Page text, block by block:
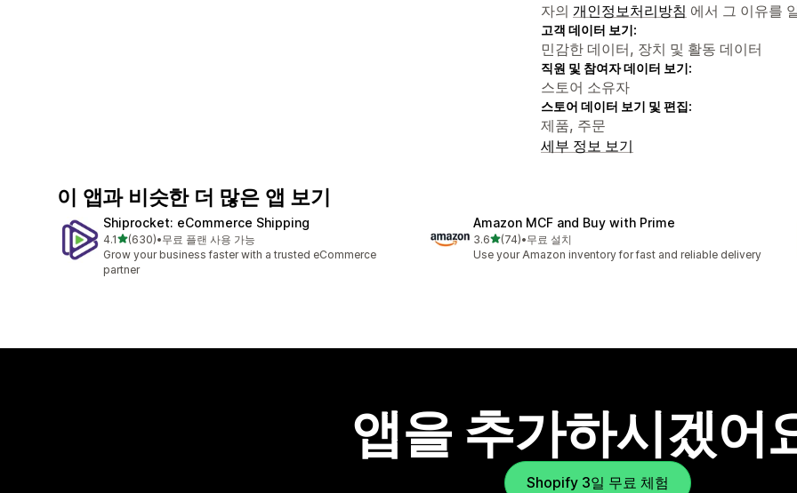
자의 개인정보처리방침 에서 그 이유를
고객 데이터 보기:
민감한 데이터, 장치 및 활동 데이터
직원 및 참여자 데이터 보기:
스토어 소유자
스토어 데이터 보기 및 편집:
제품, 주문
세부 정보 보기
이 앱과 비슷한 더 많은 앱 보기
Shiprocket: eCommerce Shipping
4.1별 5개 중
(630)
총 리뷰 630개
•무료 플랜 사용 가능
Grow your business faster with a trusted eCommerce
partner
Amazon MCF and Buy with Prime
3.6별 5개 중
(74)
총 리뷰 74개
•무료 설치
Use your Amazon inventory for fast and reliable delivery
앱을 추가하시겠어
Shopify 3일 무료 체험